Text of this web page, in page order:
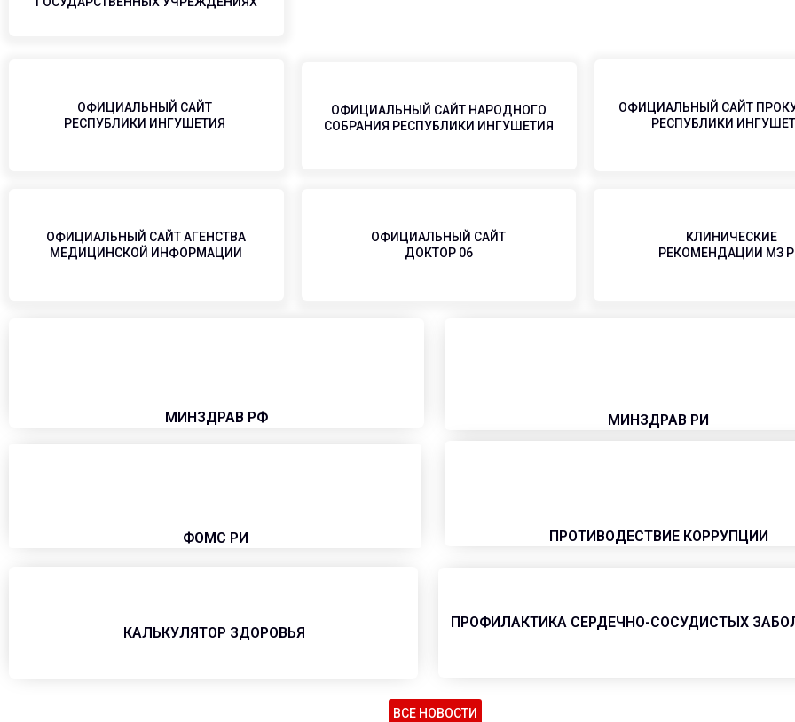
ОФИЦИАЛЬНЫЙ САЙТ
РЕСПУБЛИКИ ИНГУШЕТИЯ
ОФИЦИАЛЬНЫЙ САЙТ НАРОДНОГО
СОБРАНИЯ РЕСПУБЛИКИ ИНГУШЕТИЯ
ОФИЦИАЛЬНЫЙ САЙТ
РЕСПУБЛИКИ
ОФИЦИАЛЬНЫЙ САЙТ АГЕНСТВА
МЕДИЦИНСКОЙ ИНФОРМАЦИИ
ОФИЦИАЛЬНЫЙ САЙТ
ДОКТОР 06
КЛИНИЧЕСКИЕ
РЕКОМЕНДАЦИИ МЗ
МИНЗДРАВ РФ
ФОМС РИ
МИНЗДРАВ РИ
ПРОТИВОДЕСТВИЕ КОРРУПЦИИ
КАЛЬКУЛЯТОР ЗДОРОВЬЯ
ПРОФИЛАКТИКА СЕРДЕЧНО-СОСУДИСТЫХ
ВСЕ НОВОСТИ